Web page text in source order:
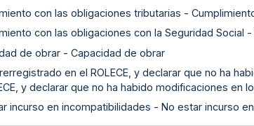
con las obligaciones tributarias -
con las obligaciones con la Seguridad Social
de obrar - Capacidad de obrar
en el ROLECE, y declarar que no ha
y declarar que no ha habido modificaciones en
incurso en incompatibilidades - No estar incurso